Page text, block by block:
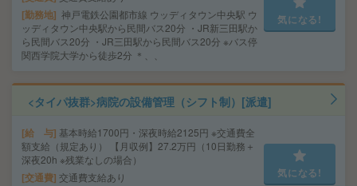
勤務地 神戸電鉄公園都市線 ウッディタウン中央駅 ウ
ッディタウン中央駅から民間バス20分 ・JR新三田駅か
ら民間バス20分 ・JR三田駅から民間バス20分 ※バス停
関西学院大学から徒歩2分 ＊、、
気になる!
<タイパ抜群>病院の設備管理（シフト制）[派遣]
給 与 基本時給1700円・深夜時給2125円 ※交通費全
額支給（規定あり） 【月収例】27.2万円（10日勤務＋
深夜20h ※残業なしの場合）
交通費 交通費支給あり 気になる!